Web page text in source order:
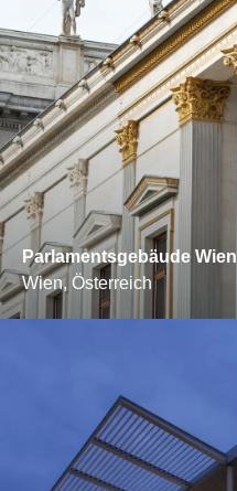
Parlamentsgebäude Wien
Wien, Österreich